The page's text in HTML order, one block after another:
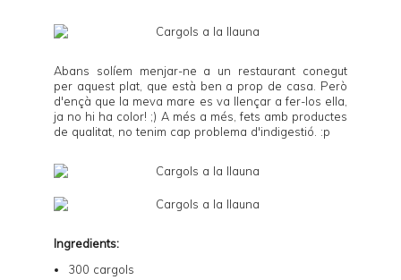
Abans solíem menjar-ne a un restaurant conegut
per aquest plat, que està ben a prop de casa. Però
d'ençà que la meva mare es va llençar a fer-los ella,
ja no hi ha color! ;) A més a més, fets amb productes
de qualitat, no tenim cap problema d'indigestió. :p
Ingredients:
300 cargols